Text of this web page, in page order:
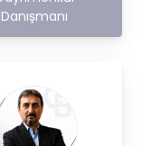
Danışmanı